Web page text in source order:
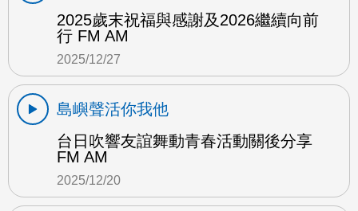
2025歲末祝福與感謝及2026繼續向前
行 FM AM
2025/12/27
島嶼聲活你我他
台日吹響友誼舞動青春活動關後分享
FM AM
2025/12/20